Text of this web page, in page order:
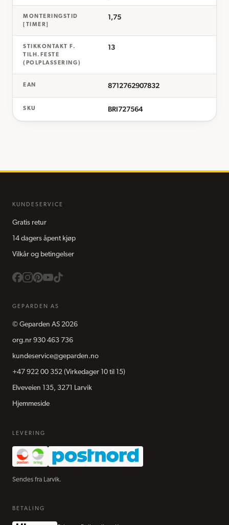
MONTERINGSTID
[TIMER]
1,75
STIKKONTAKT F.
TILH.FESTE
(POLPLASSERING)
13
EAN 8712762907832
SKU BRI727564
KUNDESERVICE
Gratis retur
14 dagers åpent kjøp
Vilkår og betingelser
GEPARDEN AS
© Geparden AS 2026
org.nr 930 463 736
kundeservice@geparden.no
+47 922 00 352 (Virkedager 10 til 15)
Elveveien 135, 3271 Larvik
Hjemmeside
LEVERING
Sendes fra Larvik.
BETALING